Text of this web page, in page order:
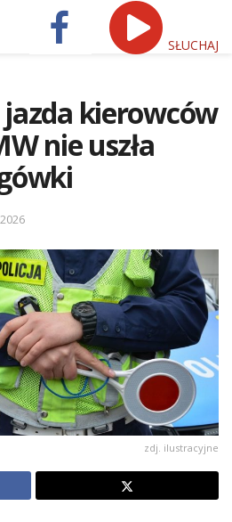
SŁUCHAJ
kierowców
nie uszła
zdj. ilustracyjne